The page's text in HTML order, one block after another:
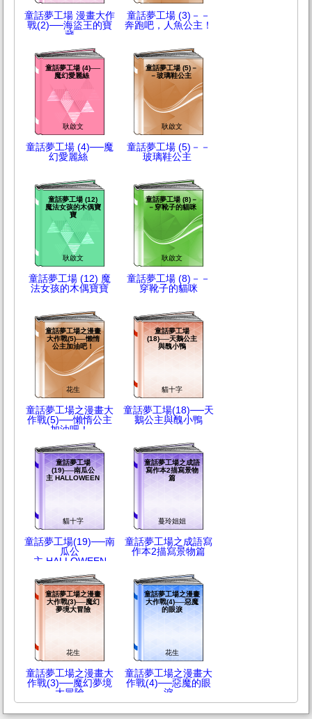
童話夢工場 漫畫大作
戰(2)──海盜王的寶
藏
童話夢工場 (3)－－
奔跑吧，人魚公主！
童話夢工場 (4)──
魔幻愛麗絲
耿啟文
童話夢工場 (4)──魔
幻愛麗絲
童話夢工場 (5)－
－玻璃鞋公主
耿啟文
童話夢工場 (5)－－
玻璃鞋公主
童話夢工場 (12)
魔法女孩的木偶寶
寶
耿啟文
童話夢工場 (12) 魔
法女孩的木偶寶寶
童話夢工場 (8)－
－穿靴子的貓咪
耿啟文
童話夢工場 (8)－－
穿靴子的貓咪
童話夢工場之漫畫
大作戰(5)──懶惰
公主加油吧！
花生
童話夢工場之漫畫大
作戰(5)──懶惰公主
加油吧！
童話夢工場
(18)──天鵝公主
與醜小鴨
貓十字
童話夢工場(18)──天
鵝公主與醜小鴨
童話夢工場
(19)──南瓜公
主 HALLOWEEN
貓十字
童話夢工場(19)──南
瓜公
主 HALLOWEEN
童話夢工場之成語
寫作本2描寫景物
篇
蔓玲姐姐
童話夢工場之成語寫
作本2描寫景物篇
童話夢工場之漫畫
大作戰(3)──魔幻
夢境大冒險
花生
童話夢工場之漫畫大
作戰(3)──魔幻夢境
大冒險
童話夢工場之漫畫
大作戰(4)──惡魔
的眼淚
花生
童話夢工場之漫畫大
作戰(4)──惡魔的眼
淚